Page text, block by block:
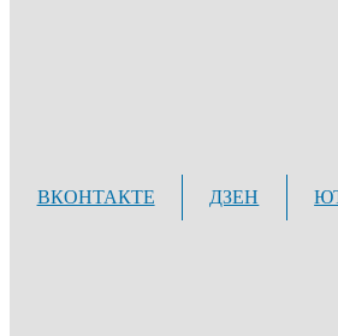
ВКОНТАКТЕ ДЗЕН